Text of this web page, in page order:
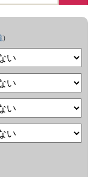
）